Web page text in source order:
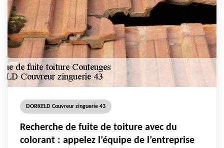
DORKELD Couvreur zinguerie 43
Recherche de fuite de toiture avec du
colorant : appelez l’équipe de l’entreprise